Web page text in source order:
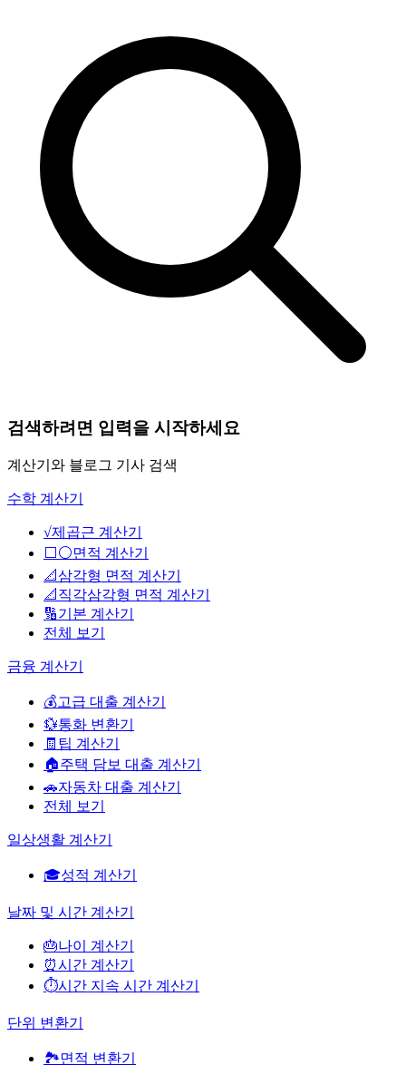
검색하려면 입력을 시작하세요
계산기와 블로그 기사 검색
수학 계산기
√제곱근 계산기
⬜⚪면적 계산기
📐삼각형 면적 계산기
📐 직각삼각형 면적 계산기
🔢기본 계산기
전체 보기
금융 계산기
💰고급 대출 계산기
💱통화 변환기
🧾 팁 계산기
🏠주택 담보 대출 계산기
🚗자동차 대출 계산기
전체 보기
일상생활 계산기
🎓성적 계산기
날짜 및 시간 계산기
🎂나이 계산기
⏰시간 계산기
⏱️시간 지속 시간 계산기
단위 변환기
🏞️면적 변환기